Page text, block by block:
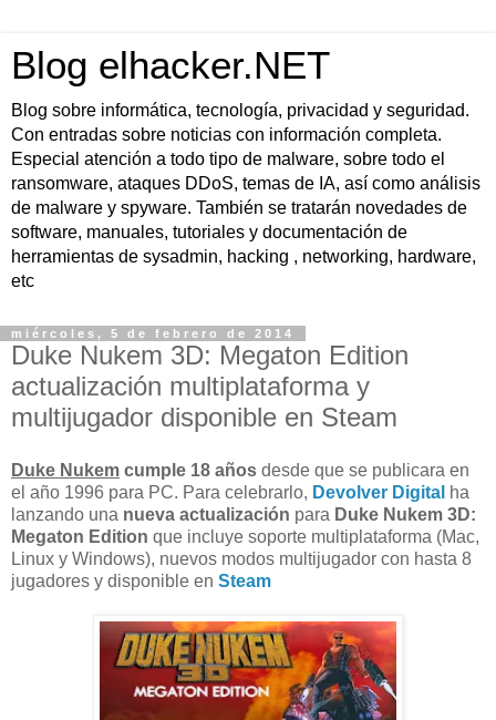
Blog elhacker.NET
Blog sobre informática, tecnología, privacidad y seguridad.
Con entradas sobre noticias con información completa.
Especial atención a todo tipo de malware, sobre todo el
ransomware, ataques DDoS, temas de IA, así como análisis
de malware y spyware. También se tratarán novedades de
software, manuales, tutoriales y documentación de
herramientas de sysadmin, hacking , networking, hardware,
etc
miércoles, 5 de febrero de 2014
Duke Nukem 3D: Megaton Edition
actualización multiplataforma y
multijugador disponible en Steam
Duke Nukem cumple 18 años desde que se publicara en
el año 1996 para PC. Para celebrarlo, Devolver Digital ha
lanzando una nueva actualización para Duke Nukem 3D:
Megaton Edition que incluye soporte multiplataforma (Mac,
Linux y Windows), nuevos modos multijugador con hasta 8
jugadores y disponible en Steam